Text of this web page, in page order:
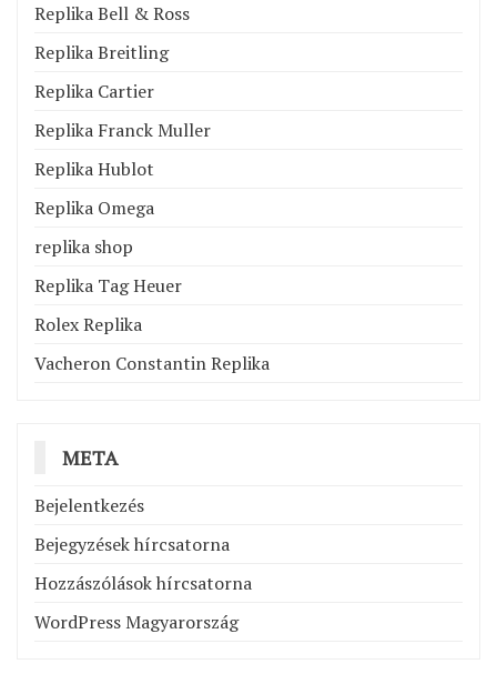
Replika Bell & Ross
Replika Breitling
Replika Cartier
Replika Franck Muller
Replika Hublot
Replika Omega
replika shop
Replika Tag Heuer
Rolex Replika
Vacheron Constantin Replika
META
Bejelentkezés
Bejegyzések hírcsatorna
Hozzászólások hírcsatorna
WordPress Magyarország